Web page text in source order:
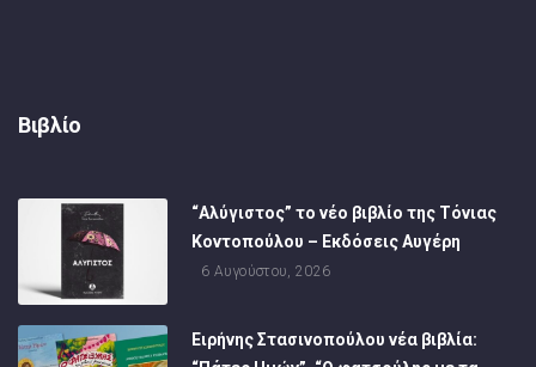
Βιβλίο
“Αλύγιστος” το νέο βιβλίο της Τόνιας
Κοντοπούλου – Εκδόσεις Αυγέρη
6 Αυγούστου, 2026
Ειρήνης Στασινοπούλου νέα βιβλία: